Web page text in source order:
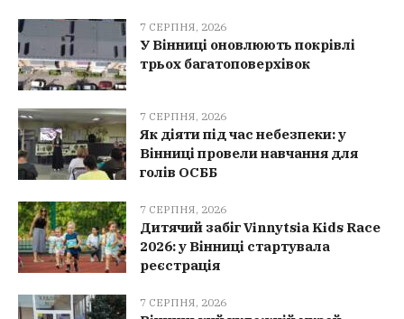
7 СЕРПНЯ, 2026
У Вінниці оновлюють покрівлі
трьох багатоповерхівок
7 СЕРПНЯ, 2026
Як діяти під час небезпеки: у
Вінниці провели навчання для
голів ОСББ
7 СЕРПНЯ, 2026
Дитячий забіг Vinnytsia Kids Race
2026: у Вінниці стартувала
реєстрація
7 СЕРПНЯ, 2026